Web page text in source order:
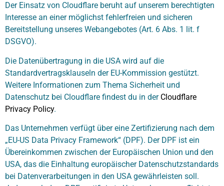
Der Einsatz von Cloudflare beruht auf unserem berechtigten
Interesse an einer möglichst fehlerfreien und sicheren
Bereitstellung unseres Webangebotes (Art. 6 Abs. 1 lit. f
DSGVO).
Die Datenübertragung in die USA wird auf die
Standardvertragsklauseln der EU-Kommission gestützt.
Weitere Informationen zum Thema Sicherheit und
Datenschutz bei Cloudflare findest du in der Cloudflare
Privacy Policy.
Das Unternehmen verfügt über eine Zertifizierung nach dem
„EU-US Data Privacy Framework“ (DPF). Der DPF ist ein
Übereinkommen zwischen der Europäischen Union und den
USA, das die Einhaltung europäischer Datenschutzstandards
bei Datenverarbeitungen in den USA gewährleisten soll.